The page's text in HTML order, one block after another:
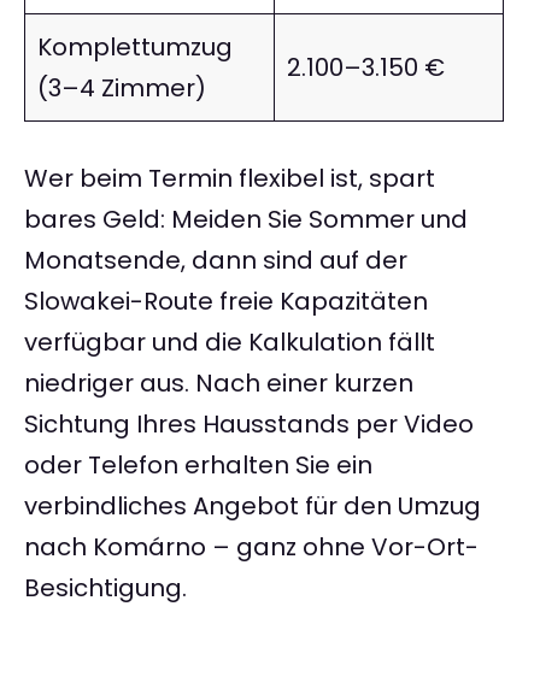
Komplettumzug
(3–4 Zimmer)
2.100–3.150 €
Wer beim Termin flexibel ist, spart
bares Geld: Meiden Sie Sommer und
Monatsende, dann sind auf der
Slowakei-Route freie Kapazitäten
verfügbar und die Kalkulation fällt
niedriger aus. Nach einer kurzen
Sichtung Ihres Hausstands per Video
oder Telefon erhalten Sie ein
verbindliches Angebot für den Umzug
nach Komárno – ganz ohne Vor-Ort-
Besichtigung.